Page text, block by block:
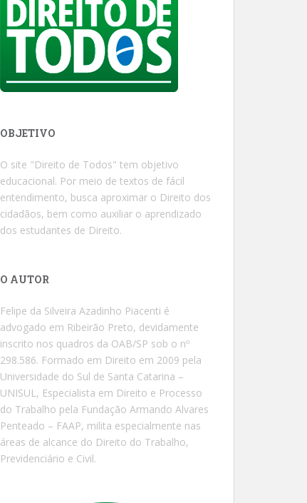
OBJETIVO
O site "Direito de Todos" tem objetivo
educacional. Por meio de textos de fácil
entendimento, busca aproximar o Direito dos
cidadãos, bem como auxiliar o aprendizado
dos estudantes de Direito.
O AUTOR
Felipe da Silveira Azadinho Piacenti é
advogado em Ribeirão Preto, devidamente
inscrito nos quadros da OAB/SP sob o nº
298.586. Formado em Direito em 2009 pela
Universidade do Sul de Santa Catarina –
UNISUL, Especialista em Direito e Processo
do Trabalho pela Fundação Armando Alvares
Penteado – FAAP, milita especialmente nas
áreas de alcance do Direito do Trabalho,
Previdenciário e Civil.